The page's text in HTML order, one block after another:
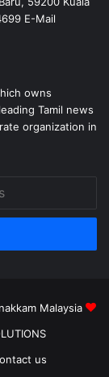
E-Mail
owns
Tamil news
organization in
Malaysia
us